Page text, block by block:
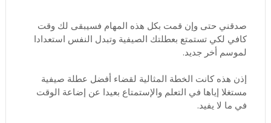
صدقني حتى وإن قمت بكل هذه المهام فسيبقى لك وقت
كافي لكي تستمتع بعطلتك الصيفية وتبدل النفس استعدادا
لموسم أخر جديد.
إذن هذه كانت الخطة المثالية لقضاء أفضل عطلة صيفية
مستغلا إياها في التعلم والإستمتاع بعيدا عن إضاعة الوقت
في ما لا يفيد.